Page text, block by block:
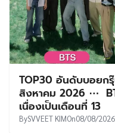
TOP30 อันดับบอยกรุ๊
สิงหาคม 2026 ⋯
เนื่องเป็นเดือนที่ 13
BySVVEET KIMOn08/08/2026